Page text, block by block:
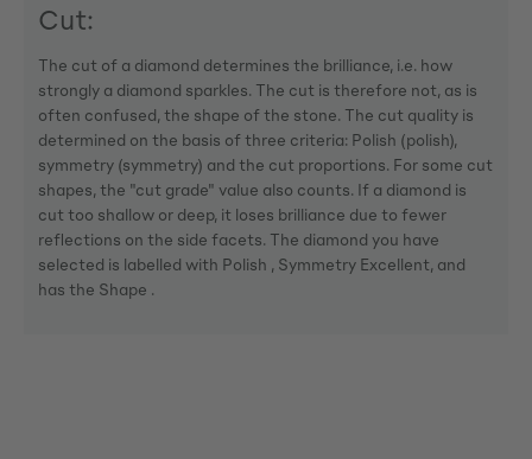
Cut:
The cut of a diamond determines the brilliance, i.e. how
strongly a diamond sparkles. The cut is therefore not, as is
often confused, the shape of the stone. The cut quality is
determined on the basis of three criteria: Polish (polish),
symmetry (symmetry) and the cut proportions. For some cut
shapes, the "cut grade" value also counts. If a diamond is
cut too shallow or deep, it loses brilliance due to fewer
reflections on the side facets. The diamond you have
selected is labelled with Polish , Symmetry Excellent, and
has the Shape .